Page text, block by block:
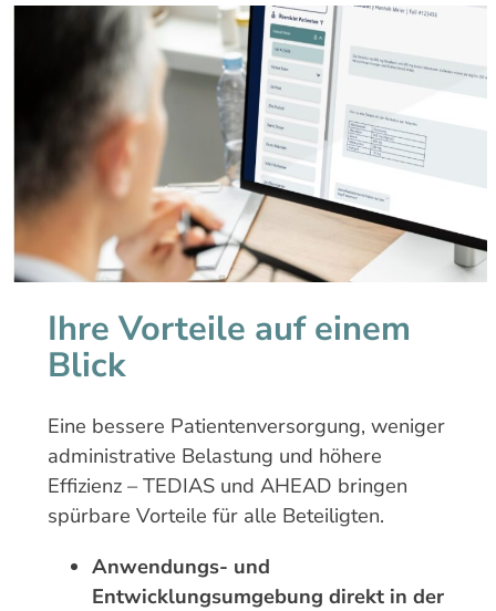
Ihre Vorteile auf einem
Blick
Eine bessere Patientenversorgung, weniger
administrative Belastung und höhere
Effizienz – TEDIAS und AHEAD bringen
spürbare Vorteile für alle Beteiligten.
Anwendungs- und
Entwicklungsumgebung direkt in der